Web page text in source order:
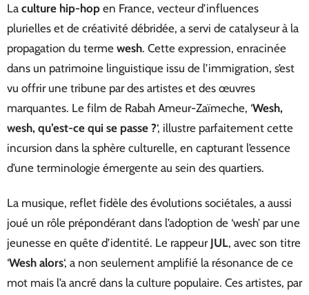
La culture hip-hop en France, vecteur d’influences
plurielles et de créativité débridée, a servi de catalyseur à la
propagation du terme wesh. Cette expression, enracinée
dans un patrimoine linguistique issu de l’immigration, s’est
vu offrir une tribune par des artistes et des œuvres
marquantes. Le film de Rabah Ameur-Zaïmeche, ‘Wesh,
wesh, qu’est-ce qui se passe ?‘, illustre parfaitement cette
incursion dans la sphère culturelle, en capturant l’essence
d’une terminologie émergente au sein des quartiers.
La musique, reflet fidèle des évolutions sociétales, a aussi
joué un rôle prépondérant dans l’adoption de ‘wesh’ par une
jeunesse en quête d’identité. Le rappeur JUL, avec son titre
‘Wesh alors‘, a non seulement amplifié la résonance de ce
mot mais l’a ancré dans la culture populaire. Ces artistes, par